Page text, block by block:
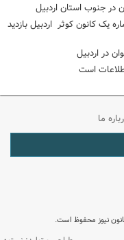
یک کانون کوثر اردبیل بازدید
در اردبیل
است
ما
نیوز محفوظ است.